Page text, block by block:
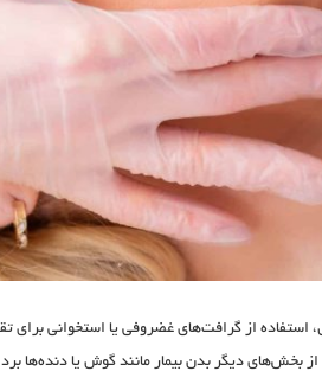
استفاده از گرافت‌های غضروفی یا استخوانی برای
از بخش‌های دیگر بدن بیمار مانند گوش یا دنده‌ها